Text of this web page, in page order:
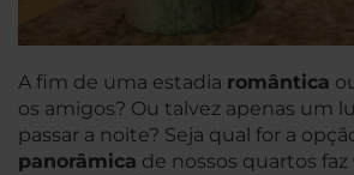
A fim de uma estadia romântica
os amigos? Ou talvez apenas um
passar a noite? Seja qual for a
panorâmica de nossos quartos